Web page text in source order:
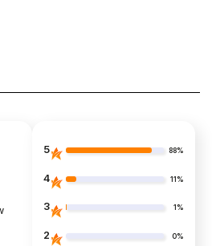
5 88%
4 11%
3 1%
2 0%